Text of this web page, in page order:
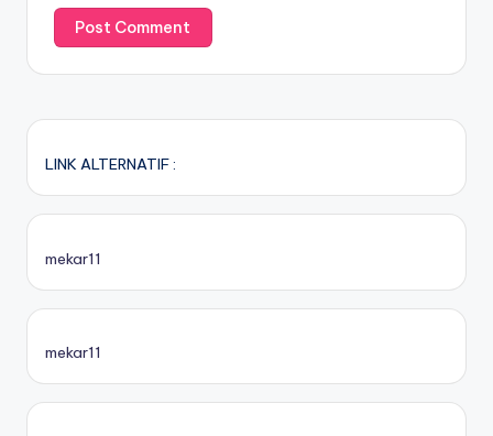
LINK ALTERNATIF :
mekar11
mekar11